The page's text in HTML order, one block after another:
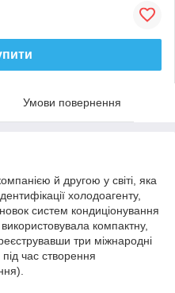
Умови повернення
й другою у світі, яка
холодоагенту,
систем кондиціонування
компактну,
три міжнародні
час створення